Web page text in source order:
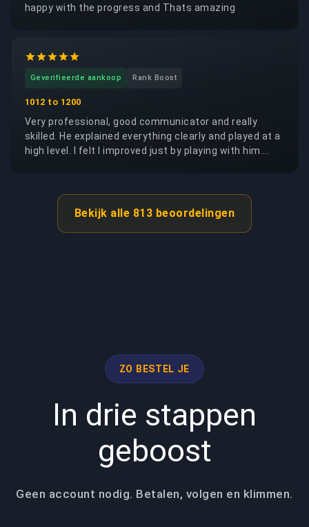
happy with the progress and Thats amazing
Geverifieerde aankoop Rank Boost
1012 to 1200
Very professional, good communicator and really
skilled. He explained everything clearly and played at a
high level. I felt I improved just by playing with him.
Bekijk alle 813 beoordelingen
ZO BESTEL JE
In drie stappen
geboost
Geen account nodig. Betalen, volgen en klimmen.